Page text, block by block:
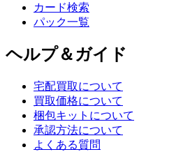
カード検索
パック一覧
ヘルプ＆ガイド
宅配買取について
買取価格について
梱包キットについて
承認方法について
よくある質問